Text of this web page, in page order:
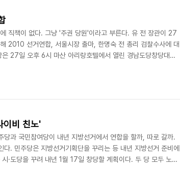
직책이 없다. 그냥 '주권 당원'이라고 부른다. 유 전 장관이 27
2010 선거연합, 서울시장 출마, 한명숙 전 총리 검찰수사에 대
27일 오후 6시 마산 아리랑호텔에서 열린 경남도당창당대회
해야 한다"라고 말했다. 이는 진보정당을 비롯한 야당과 시민사
시대'가 되는 해라고 강조했다. 이와 관련, "내년..
이비 친노'
당과 국민참여당이 내년 지방선거에서 연합을 할까, 따로 갈까.
. 민주당은 지방선거기획단을 꾸리는 등 내년 지방선거 준비에
·도당을 꾸려 내년 1월 17일 창당할 계획이다. 두 당 모두 노무